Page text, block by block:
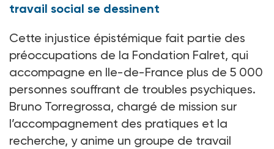
travail social se dessinent
Cette injustice épistémique fait partie des
pré­occupations de la Fondation Falret, qui
accompagne en Ile-de-France plus de 5 000
personnes souffrant de troubles psychiques.
Bruno Torregrossa, chargé de mission sur
l’accompagnement des pratiques et la
recherche, y anime un groupe de travail